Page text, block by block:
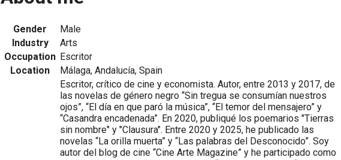
Gender
Male
Industry
Arts
Occupation Escritor
Location
Málaga, Andalucía, Spain
Escritor, crítico de cine y economista. Autor, entre 2013 y 2017, de
las novelas de género negro “Sin tregua se consumían nuestros
ojos”, “El día en que paró la música”, “El temor del mensajero” y
“Casandra encadenada”. En 2020, publiqué los poemarios "Tierras
sin nombre" y "Clausura". Entre 2020 y 2025, he publicado las
novelas “La orilla muerta” y “Las palabras del Desconocido”. Soy
autor del blog de cine “Cine Arte Magazine” y he participado como